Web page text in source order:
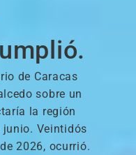
de Caracas
sobre un
la región
Veintidós
2026, ocurrió.